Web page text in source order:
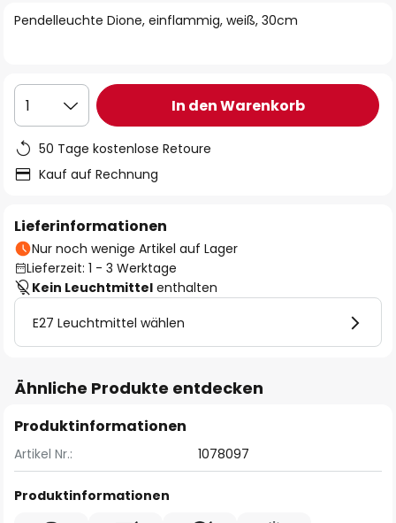
Pendelleuchte Dione, einflammig, weiß, 30cm
1 In den Warenkorb
50 Tage kostenlose Retoure
Kauf auf Rechnung
Lieferinformationen
Nur noch wenige Artikel auf Lager
Lieferzeit: 1 - 3 Werktage
Kein Leuchtmittel enthalten
E27 Leuchtmittel wählen
Ähnliche Produkte entdecken
Produktinformationen
Artikel Nr.: 1078097
Produktinformationen